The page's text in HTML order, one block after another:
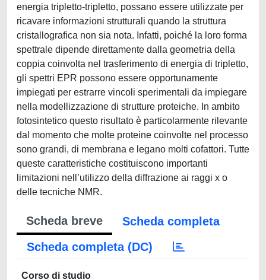
energia tripletto-tripletto, possano essere utilizzate per
ricavare informazioni strutturali quando la struttura
cristallografica non sia nota. Infatti, poiché la loro forma
spettrale dipende direttamente dalla geometria della
coppia coinvolta nel trasferimento di energia di tripletto,
gli spettri EPR possono essere opportunamente
impiegati per estrarre vincoli sperimentali da impiegare
nella modellizzazione di strutture proteiche. In ambito
fotosintetico questo risultato è particolarmente rilevante
dal momento che molte proteine coinvolte nel processo
sono grandi, di membrana e legano molti cofattori. Tutte
queste caratteristiche costituiscono importanti
limitazioni nell’utilizzo della diffrazione ai raggi x o
delle tecniche NMR.
Scheda breve
Scheda completa
Scheda completa (DC)
Corso di studio